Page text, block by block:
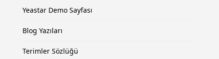
Yeastar Demo Sayfası
Blog Yazıları
Terimler Sözlüğü